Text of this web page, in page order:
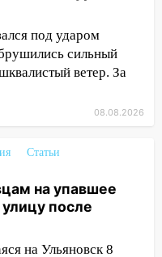
сами
не
ломать город:
обманули
на
под ударом
сильный
ветер. За
08.08.2026
Статьи
на упавшее
после
на Ульяновск 8